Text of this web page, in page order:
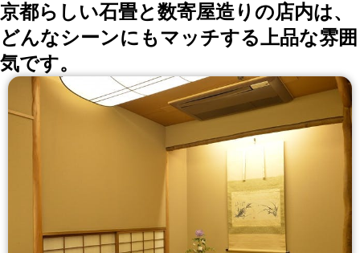
京都らしい石畳と数寄屋造りの店内は、
どんなシーンにもマッチする上品な雰囲
気です。